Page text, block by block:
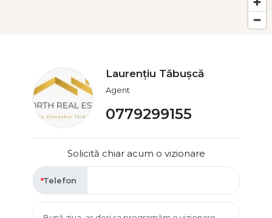
Laurențiu Tăbușcă
Agent
0779299155
Solicită chiar acum o vizionare
Telefon